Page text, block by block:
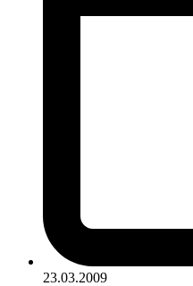
23.03.2009